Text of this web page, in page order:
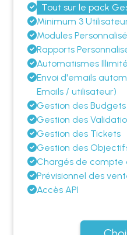
Tout sur le pack
Minimum 3
Modules
Rapports
Automatismes
Envoi d'emails
Emails / utilisateur)
Gestion des Budgets
Gestion des
Gestion des Tickets
Gestion des
Chargés de compte
Prévisionnel des
Accès API